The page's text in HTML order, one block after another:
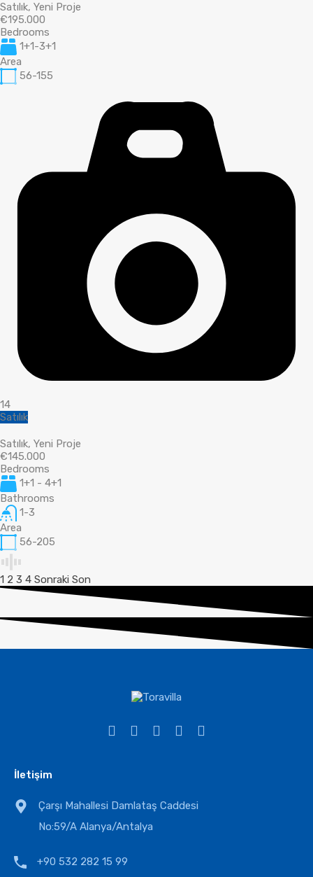
Satılık, Yeni Proje
€195.000
Bedrooms
1+1-3+1
Area
56-155
14
Satılık
Satılık, Yeni Proje
€145.000
Bedrooms
1+1 - 4+1
Bathrooms
1-3
Area
56-205
1 2 3 4 Sonraki Son
İletişim
Çarşı Mahallesi Damlataş Caddesi
No:59/A Alanya/Antalya
+90 532 282 15 99